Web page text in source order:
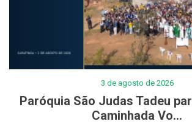
3 de agosto de 2026
Paróquia São Judas Tadeu
Caminhada Vo...